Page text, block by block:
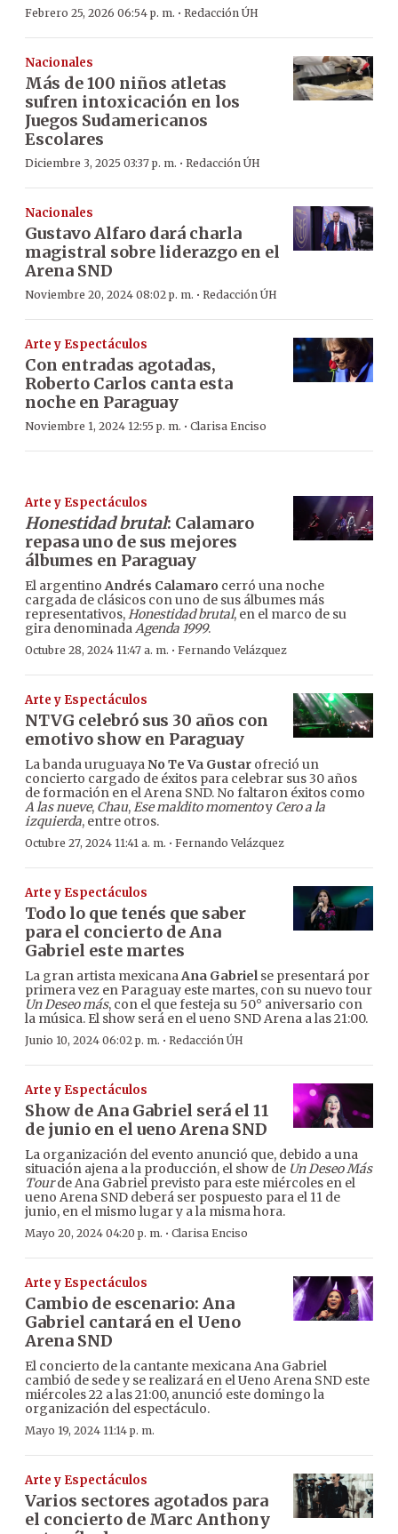
Febrero 25, 2026 06:54 p. m. · Redacción ÚH
Nacionales
Más de 100 niños atletas
sufren intoxicación en los
Juegos Sudamericanos
Escolares
Diciembre 3, 2025 03:37 p. m. · Redacción ÚH
Nacionales
Gustavo Alfaro dará charla
magistral sobre liderazgo en el
Arena SND
Noviembre 20, 2024 08:02 p. m. · Redacción ÚH
Arte y Espectáculos
Con entradas agotadas,
Roberto Carlos canta esta
noche en Paraguay
Noviembre 1, 2024 12:55 p. m. · Clarisa Enciso
Arte y Espectáculos
Honestidad brutal: Calamaro
repasa uno de sus mejores
álbumes en Paraguay
El argentinoAndrés Calamaro cerró una noche
cargada de clásicos con uno de sus álbumes más
representativos,Honestidad brutal, en el marco de su
gira denominadaAgenda 1999.
Octubre 28, 2024 11:47 a. m. · Fernando Velázquez
Arte y Espectáculos
NTVG celebró sus 30 años con
emotivo show en Paraguay
La banda uruguayaNo Te Va Gustar ofreció un
concierto cargado de éxitos para celebrar sus 30 años
de formación en el Arena SND. No faltaron éxitos como
A las nueve, Chau,Ese maldito momentoy Cero a la
izquierda, entre otros.
Octubre 27, 2024 11:41 a. m. · Fernando Velázquez
Arte y Espectáculos
Todo lo que tenés que saber
para el concierto de Ana
Gabriel este martes
La gran artista mexicanaAna Gabrielse presentará por
primera vez en Paraguay este martes, con su nuevo tour
Un Deseo más, con el que festeja su 50° aniversario con
la música. El show será en el ueno SND Arena a las 21:00.
Junio 10, 2024 06:02 p. m. · Redacción ÚH
Arte y Espectáculos
Show de Ana Gabriel será el 11
de junio en el ueno Arena SND
La organización del evento anunció que, debido a una
situación ajena a la producción, el show de Un Deseo Más
Tourde Ana Gabriel previsto para este miércoles en el
ueno Arena SND deberá ser pospuesto para el 11 de
junio, en el mismo lugar y a la misma hora.
Mayo 20, 2024 04:20 p. m. · Clarisa Enciso
Arte y Espectáculos
Cambio de escenario: Ana
Gabriel cantará en el Ueno
Arena SND
El concierto de la cantante mexicana Ana Gabriel
cambió de sede y se realizará en el Ueno Arena SND este
miércoles 22 a las 21:00, anunció este domingo la
organización del espectáculo.
Mayo 19, 2024 11:14 p. m.
Arte y Espectáculos
Varios sectores agotados para
el concierto de Marc Anthony